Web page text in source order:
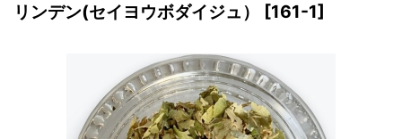
リンデン(セイヨウボダイジュ） [161-1]